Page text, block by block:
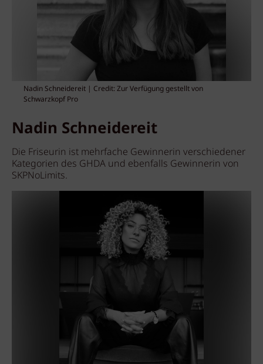
Nadin Schneidereit | Credit: Zur Verfügung gestellt von
Schwarzkopf Pro
Nadin Schneidereit
Die Friseurin ist mehrfache Gewinnerin verschiedener
Kategorien des GHDA und ebenfalls Gewinnerin von
SKPNoLimits.